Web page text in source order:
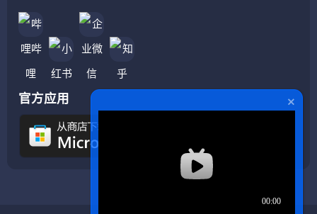
官方应用